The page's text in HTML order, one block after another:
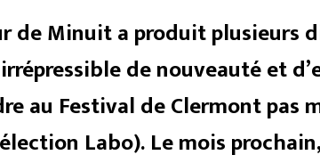
de Minuit a produit plusieurs
de nouveauté et
au Festival de Clermont pas
Labo).Le mois